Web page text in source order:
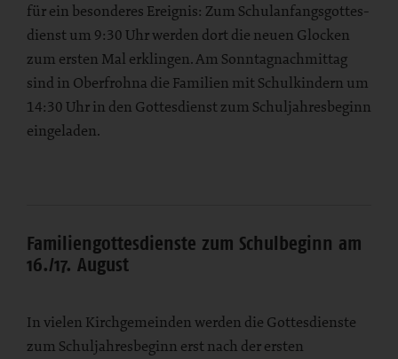
für ein besonderes Ereignis: Zum Schulanfangsgottes-
dienst um 9:30 Uhr werden dort die neuen Glocken
zum ersten Mal erklingen. Am Sonntagnachmittag
sind in Oberfrohna die Familien mit Schulkindern um
14:30 Uhr in den Gottesdienst zum Schuljahresbeginn
eingeladen.
Familiengottesdienste zum Schulbeginn am
16./17. August
In vielen Kirchgemeinden werden die Gottesdienste
zum Schuljahresbeginn erst nach der ersten